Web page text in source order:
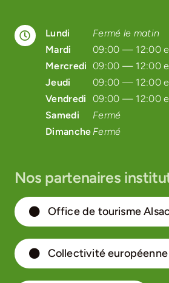
Lundi Fermé le matin
Mardi
09:00 — 12:00
Mercredi 09:00 — 12:00
Jeudi
09:00 — 12:00
Vendredi
09:00 — 12:00
Samedi
Fermé
Dimanche Fermé
Nos partenaires
Office de tourisme
Collectivité européenne